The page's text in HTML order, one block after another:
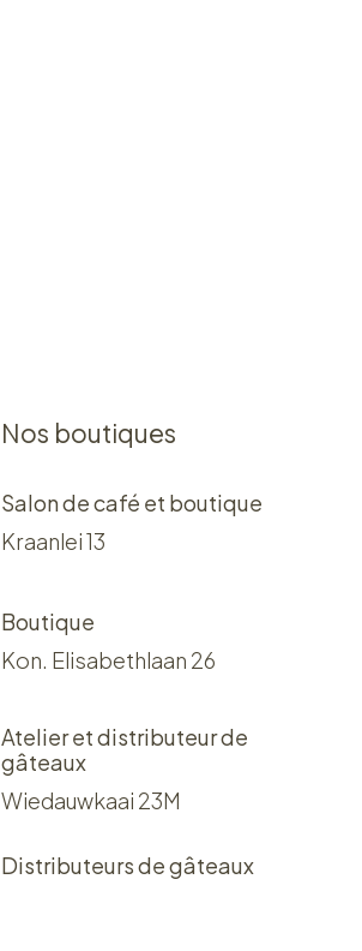
Nos boutiques
Salon de café et boutique
Kraanlei 13
Boutique
Kon. Elisabethlaan 26
Atelier et distributeur de
gâteaux
Wiedauwkaai 23M
Distributeurs de gâteaux